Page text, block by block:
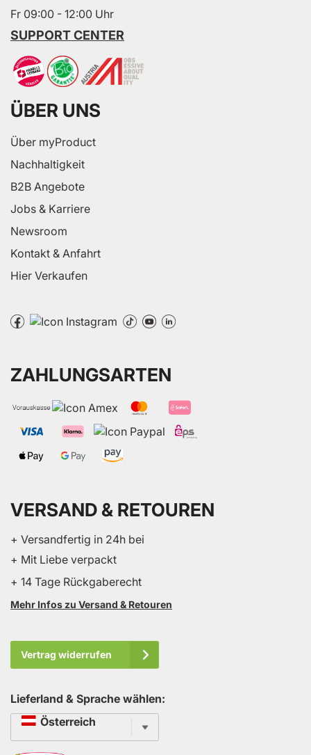
Fr 09:00 - 12:00 Uhr
SUPPORT CENTER
ÜBER UNS
Über myProduct
Nachhaltigkeit
B2B Angebote
Jobs & Karriere
Newsroom
Kontakt & Anfahrt
Hier Verkaufen
ZAHLUNGSARTEN
VERSAND & RETOUREN
+ Versandfertig in 24h bei
+ Mit Liebe verpackt
+ 14 Tage Rückgaberecht
Mehr Infos zu Versand & Retouren
Vertrag widerrufen
Lieferland & Sprache wählen:
SpracheÖsterreich